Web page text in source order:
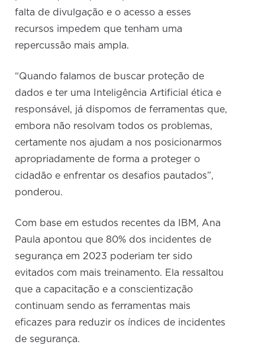
falta de divulgação e o acesso a esses
recursos impedem que tenham uma
repercussão mais ampla.
“Quando falamos de buscar proteção de
dados e ter uma Inteligência Artificial ética e
responsável, já dispomos de ferramentas que,
embora não resolvam todos os problemas,
certamente nos ajudam a nos posicionarmos
apropriadamente de forma a proteger o
cidadão e enfrentar os desafios pautados”,
ponderou.
Com base em estudos recentes da IBM, Ana
Paula apontou que 80% dos incidentes de
segurança em 2023 poderiam ter sido
evitados com mais treinamento. Ela ressaltou
que a capacitação e a conscientização
continuam sendo as ferramentas mais
eficazes para reduzir os índices de incidentes
de segurança.